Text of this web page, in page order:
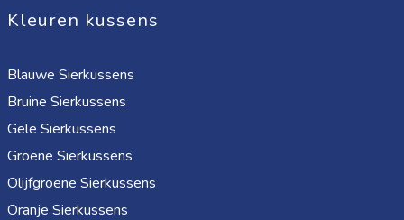
Kleuren kussens
Blauwe Sierkussens
Bruine Sierkussens
Gele Sierkussens
Groene Sierkussens
Olijfgroene Sierkussens
Oranje Sierkussens